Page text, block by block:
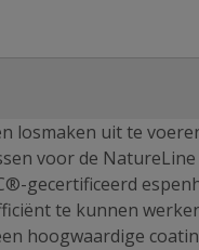
losmaken uit te
voor de
gecertificeerd
te kunnen
hoogwaardige